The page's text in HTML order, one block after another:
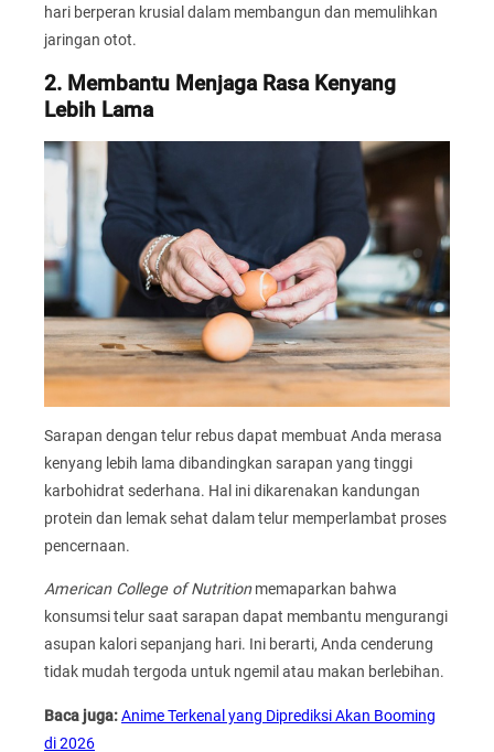
hari berperan krusial dalam membangun dan memulihkan
jaringan otot.
2. Membantu Menjaga Rasa Kenyang
Lebih Lama
Sarapan dengan telur rebus dapat membuat Anda merasa
kenyang lebih lama dibandingkan sarapan yang tinggi
karbohidrat sederhana. Hal ini dikarenakan kandungan
protein dan lemak sehat dalam telur memperlambat proses
pencernaan.
American College of Nutritionmemaparkan bahwa
konsumsi telur saat sarapan dapat membantu mengurangi
asupan kalori sepanjang hari. Ini berarti, Anda cenderung
tidak mudah tergoda untuk ngemil atau makan berlebihan.
Baca juga:Anime Terkenal yang Diprediksi Akan Booming
di 2026